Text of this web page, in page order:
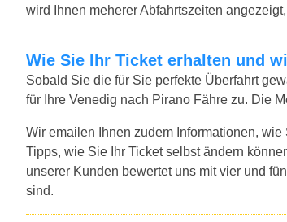
wird Ihnen meherer Abfahrtszeiten
Wie Sie Ihr Ticket erhalten und
Sobald Sie die für Sie perfekte Überfahrt
für Ihre Venedig nach Pirano Fähre zu. Die
Wir emailen Ihnen zudem Informationen,
Tipps, wie Sie Ihr Ticket selbst ändern
unserer Kunden bewertet uns mit vier und
sind.